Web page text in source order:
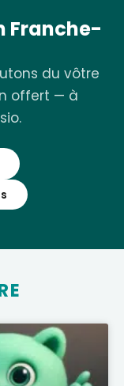
Franche-
du vôtre
offert — à